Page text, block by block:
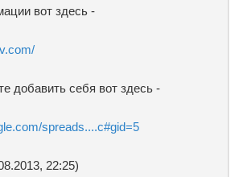
вот здесь -
добавить себя вот здесь -
spreads....c#gid=5
22:25)